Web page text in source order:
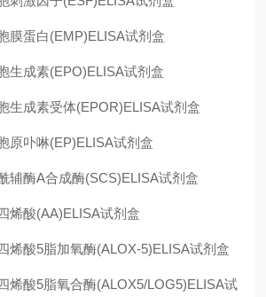
膜蛋白(EMP)ELISA试剂盒
生成素(EPO)ELISA试剂盒
生成素受体(EPOR)ELISA试剂盒
原卟啉(EP)ELISA试剂盒
辅酶A合成酶(SCS)ELISA试剂盒
烯酸(AA)ELISA试剂盒
烯酸5脂加氧酶(ALOX-5)ELISA试剂盒
烯酸5脂氧合酶(ALOX5/LOG5)ELISA试